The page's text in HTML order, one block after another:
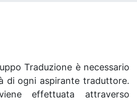
Traduzione è necessario
di ogni aspirante traduttore.
effettuata attraverso